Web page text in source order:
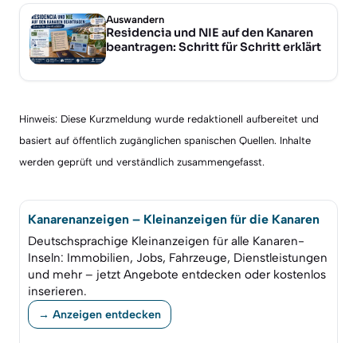
Auswandern
Residencia und NIE auf den Kanaren
beantragen: Schritt für Schritt erklärt
Hinweis: Diese Kurzmeldung wurde redaktionell aufbereitet und
basiert auf öffentlich zugänglichen spanischen Quellen. Inhalte
werden geprüft und verständlich zusammengefasst.
Kanarenanzeigen – Kleinanzeigen für die Kanaren
Deutschsprachige Kleinanzeigen für alle Kanaren-
Inseln: Immobilien, Jobs, Fahrzeuge, Dienstleistungen
und mehr – jetzt Angebote entdecken oder kostenlos
inserieren.
→ Anzeigen entdecken